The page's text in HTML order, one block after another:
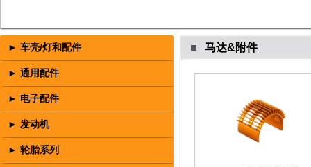
► 车壳/灯和配件
► 通用配件
► 电子配件
► 发动机
► 轮胎系列
马达&附件